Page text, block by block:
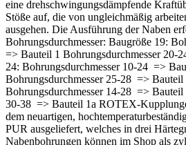
eine drehschwingungsdämpfende
Stöße auf, die von ungleichmäßig
ausgehen. Die Ausführung der Naben
Bohrungsdurchmesser: Baugröße 19:
=> Bauteil 1 Bohrungsdurchmesser 20-
24: Bohrungsdurchmesser 10-24 =>
Bohrungsdurchmesser 25-28 => Bauteil
Bohrungsdurchmesser 14-28 => Bauteil
30-38 => Bauteil 1a ROTEX-
dem neuartigen,
PUR ausgeliefert, welches in drei
Nabenbohrungen können im Shop als